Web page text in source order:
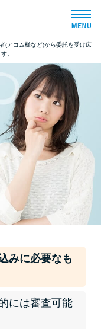
グ
たい方向け
方向け
(アコム様など)から委託を受け広
。
みに必要なも
には審査可能